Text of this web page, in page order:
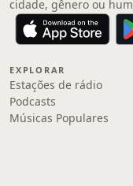
cidade, gênero ou
EXPLORAR
Estações de rádio
Podcasts
Músicas Populares